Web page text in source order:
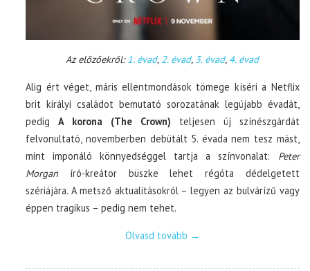
Az előzőekről:1. évad, 2. évad, 3. évad, 4. évad
Alig ért véget, máris ellentmondások tömege kíséri a Netflix
brit királyi családot bemutató sorozatának legújabb évadát,
pedigA korona (The Crown) teljesen új színészgárdát
felvonultató, novemberben debütált 5. évada nem tesz mást,
mint imponáló könnyedséggel tartja a színvonalat: Peter
Morganíró-kreátor büszke lehet régóta dédelgetett
szériájára. A metsző aktualitásokról – legyen az bulvárízű vagy
éppen tragikus – pedig nem tehet.
Olvasd tovább →